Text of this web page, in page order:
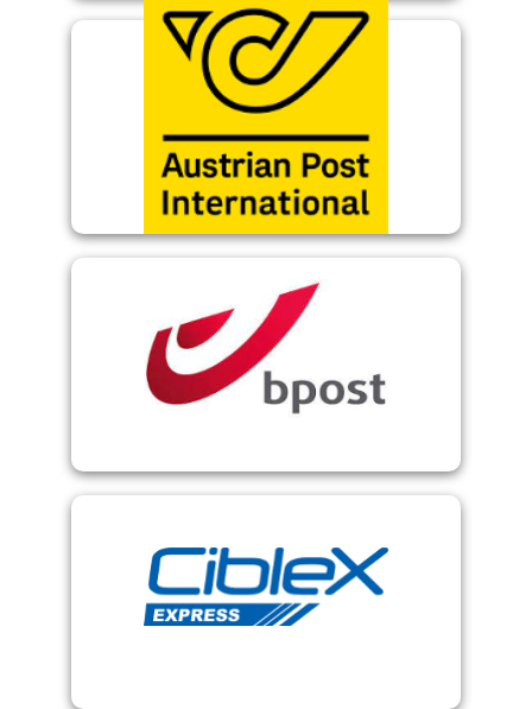
Austrian Post - Ein Tochterunternehmen der
Österreichischen Post AG
BPost - Belgisch nationaler Postdienst
CibleX - Französischer Versanddienstleister